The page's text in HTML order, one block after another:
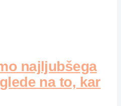
najljubšega
na to, kar